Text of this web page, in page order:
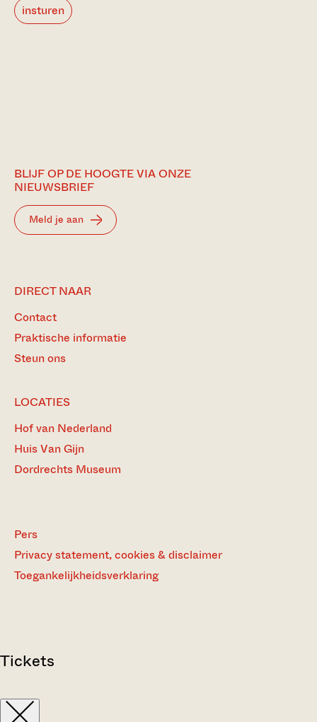
insturen
BLIJF OP DE HOOGTE VIA ONZE
NIEUWSBRIEF
Meld je aan
DIRECT NAAR
Contact
Praktische informatie
Steun ons
LOCATIES
Hof van Nederland
Huis Van Gijn
Dordrechts Museum
Pers
Privacy statement, cookies & disclaimer
Toegankelijkheidsverklaring
Tickets